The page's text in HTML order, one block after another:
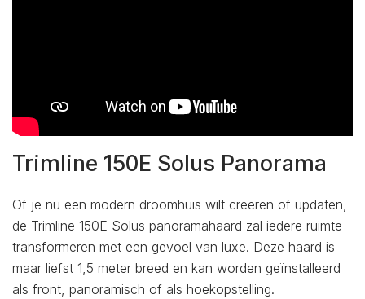
Trimline 150E Solus Panorama
Of je nu een modern droomhuis wilt creëren of updaten,
de Trimline 150E Solus panoramahaard zal iedere ruimte
transformeren met een gevoel van luxe. Deze haard is
maar liefst 1,5 meter breed en kan worden geïnstalleerd
als front, panoramisch of als hoekopstelling.